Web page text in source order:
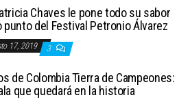
Chaves le pone todo su sabor
punto del Festival Petronio Álvarez
17, 2019 3
de Colombia Tierra de Campeones:
que quedará en la historia